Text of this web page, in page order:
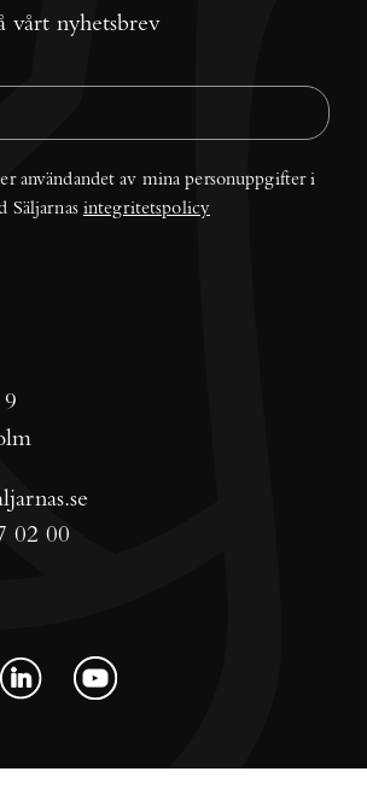
vårt nyhetsbrev
användandet av mina personuppgifter i
Säljarnas integritetspolicy
02 00